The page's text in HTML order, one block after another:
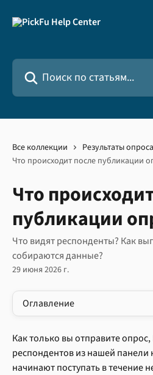
Поиск по статьям...
Все коллекции
Результаты опроса
Что происходит после публикации
Что
публикации
Что видят респонденты? Как
собираются данные?
29 июня 2026 г.
Оглавление
Как только вы отправите
респондентов из нашей панели
начинают поступать в течение